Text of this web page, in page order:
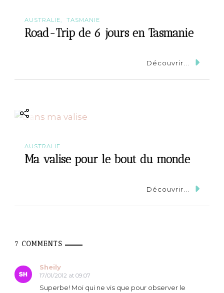
AUSTRALIE TASMANIE
Road-Trip de 6 jours en Tasmanie
Découvrir...
AUSTRALIE
Ma valise pour le bout du monde
Découvrir...
7 COMMENTS
Sheily
17/01/2012 at 09:07
Superbe! Moi qui ne vis que pour observer le